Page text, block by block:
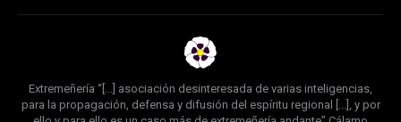
Extremeñería “[...] asociación desinteresada de varias inteligencias,
para la propagación, defensa y difusión del espíritu regional [...], y por